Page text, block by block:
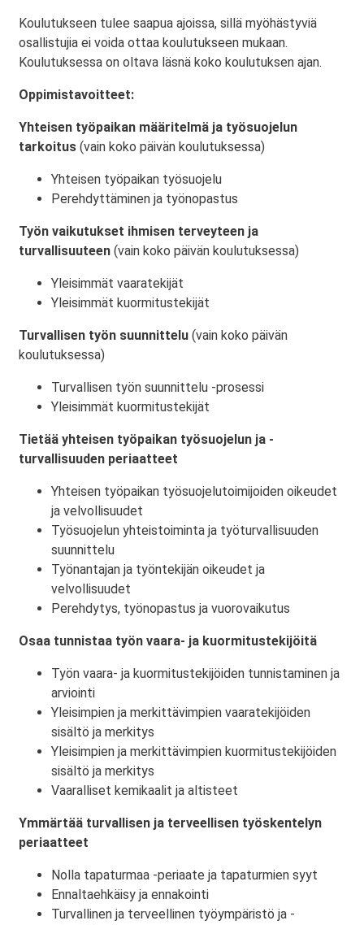
Koulutukseen tulee saapua ajoissa, sillä myöhästyviä
osallistujia ei voida ottaa koulutukseen mukaan.
Koulutuksessa on oltava läsnä koko koulutuksen ajan.
Oppimistavoitteet:
Yhteisen työpaikan määritelmä ja työsuojelun
tarkoitus (vain koko päivän koulutuksessa)
Yhteisen työpaikan työsuojelu
Perehdyttäminen ja työnopastus
Työn vaikutukset ihmisen terveyteen ja
turvallisuuteen (vain koko päivän koulutuksessa)
Yleisimmät vaaratekijät
Yleisimmät kuormitustekijät
Turvallisen työn suunnittelu (vain koko päivän
koulutuksessa)
Turvallisen työn suunnittelu -prosessi
Yleisimmät kuormitustekijät
Tietää yhteisen työpaikan työsuojelun ja -
turvallisuuden periaatteet
Yhteisen työpaikan työsuojelutoimijoiden oikeudet
ja velvollisuudet
Työsuojelun yhteistoiminta ja työturvallisuuden
suunnittelu
Työnantajan ja työntekijän oikeudet ja
velvollisuudet
Perehdytys, työnopastus ja vuorovaikutus
Osaa tunnistaa työn vaara- ja kuormitustekijöitä
Työn vaara- ja kuormitustekijöiden tunnistaminen ja
arviointi
Yleisimpien ja merkittävimpien vaaratekijöiden
sisältö ja merkitys
Yleisimpien ja merkittävimpien kuormitustekijöiden
sisältö ja merkitys
Vaaralliset kemikaalit ja altisteet
Ymmärtää turvallisen ja terveellisen työskentelyn
periaatteet
Nolla tapaturmaa -periaate ja tapaturmien syyt
Ennaltaehkäisy ja ennakointi
Turvallinen ja terveellinen työympäristö ja -